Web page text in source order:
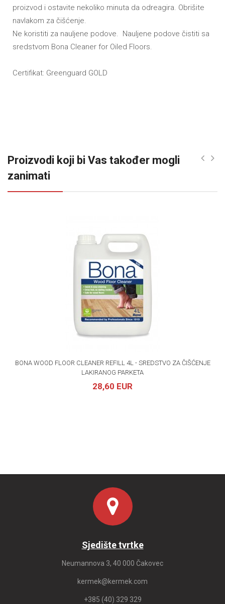
proizvod i ostavite nekoliko minuta da odreagira. Obrišite
navlakom za čišćenje.
Ne koristiti za nauljene podove. Nauljene podove čistiti sa
sredstvom Bona Cleaner for Oiled Floors.
Certifikat: Greenguard GOLD
Proizvodi koji bi Vas također mogli
zanimati
BONA WOOD FLOOR CLEANER REFILL 4L - SREDSTVO ZA ČIŠĆENJE
LAKIRANOG PARKETA
28,60 EUR
Sjedište tvrtke
Neumannova 3, 40 000 Čakovec
kermek@kermek.com
+385 (40) 329 329